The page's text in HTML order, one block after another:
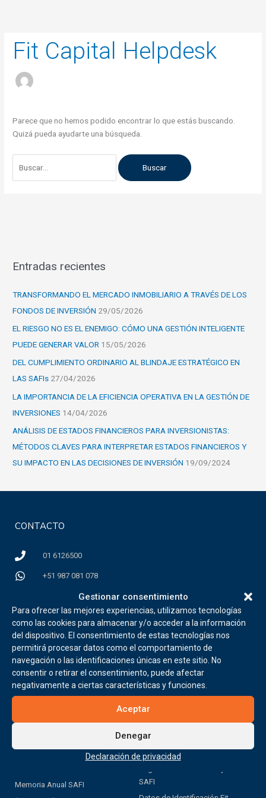
Gestionar consentimiento
Para ofrecer las mejores experiencias, utilizamos tecnologías
como las cookies para almacenar y/o acceder a la información
del dispositivo. El consentimiento de estas tecnologías nos
permitirá procesar datos como el comportamiento de
navegación o las identificaciones únicas en este sitio. No
consentir o retirar el consentimiento, puede afectar
negativamente a ciertas características y funciones.
Aceptar
Denegar
Declaración de privacidad
Fit Capital Helpdesk
Parece que no hemos podido encontrar lo que estás buscando.
Quizá pueda ayudarte una búsqueda.
Entradas recientes
TRANSFORMANDO EL MERCADO INMOBILIARIO A TRAVÉS DE LOS
FONDOS DE INVERSIÓN 29/05/2026
EL RIESGO NO ES EL ENEMIGO: CÓMO UNA GESTIÓN INTELIGENTE
PUEDE GENERAR VALOR 15/05/2026
DEL CUMPLIMIENTO ORDINARIO AL BLINDAJE ESTRATÉGICO EN
LAS SAFIs 27/04/2026
LA IMPORTANCIA DE LA EFICIENCIA OPERATIVA EN LA GESTIÓN DE
INVERSIONES 14/04/2026
ANÁLISIS DE ESTADOS FINANCIEROS PARA INVERSIONISTAS:
MÉTODOS CLAVES PARA INTERPRETAR ESTADOS FINANCIEROS Y
SU IMPACTO EN LAS DECISIONES DE INVERSIÓN 19/09/2024
CONTACTO
01 6126500
+51 987 081 078
info@fitcapital.pe
Av. del Pinar Nro. 110 Int 1005
Urb. Chacarilla del Estanque, Santiago de Surco. Lima
HORARIO DE ATENCIÓN
Memoria Anual SAFI
LEGALES
SAFI